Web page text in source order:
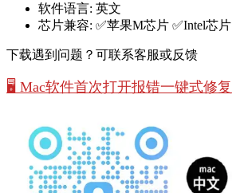
软件语言: 英文
芯片兼容: ✅苹果M芯片 ✅Intel芯片
下载遇到问题？可联系客服或反馈
🖥️ Mac软件首次打开报错一键式修复